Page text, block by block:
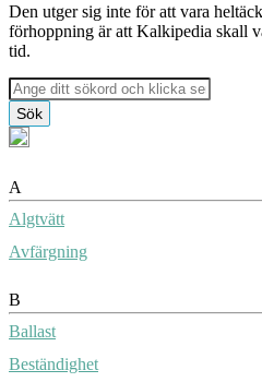
Den utger sig inte för att vara
förhoppning är att Kalkipedia skall
tid.
Sök
A
Algtvätt
Avfärgning
B
Ballast
Beständighet